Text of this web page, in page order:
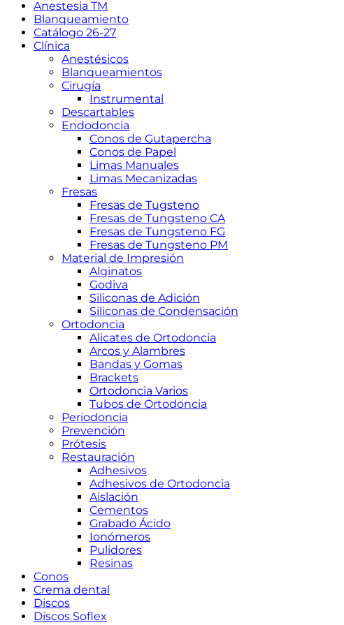
Anestesia TM
Blanqueamiento
Catálogo 26-27
Clínica
Anestésicos
Blanqueamientos
Cirugía
Instrumental
Descartables
Endodoncia
Conos de Gutapercha
Conos de Papel
Limas Manuales
Limas Mecanizadas
Fresas
Fresas de Tugsteno
Fresas de Tungsteno CA
Fresas de Tungsteno FG
Fresas de Tungsteno PM
Material de Impresión
Alginatos
Godiva
Siliconas de Adición
Siliconas de Condensación
Ortodoncia
Alicates de Ortodoncia
Arcos y Alambres
Bandas y Gomas
Brackets
Ortodoncia Varios
Tubos de Ortodoncia
Periodoncia
Prevención
Prótesis
Restauración
Adhesivos
Adhesivos de Ortodoncia
Aislación
Cementos
Grabado Ácido
Ionómeros
Pulidores
Resinas
Conos
Crema dental
Discos
Discos Soflex